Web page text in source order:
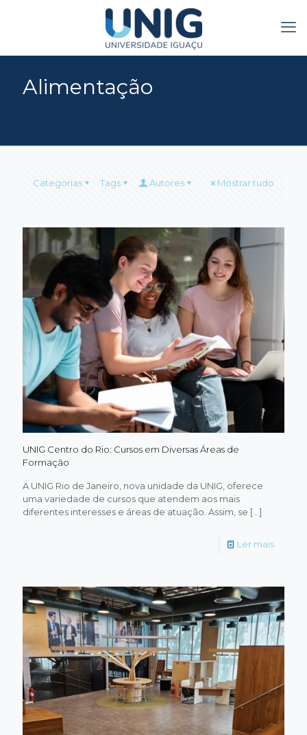
Alimentação
Categorias Tags Autores Mostrar tudo
UNIG Centro do Rio: Cursos em Diversas Áreas de
Formação
A UNIG Rio de Janeiro, nova unidade da UNIG, oferece
uma variedade de cursos que atendem aos mais
diferentes interesses e áreas de atuação. Assim, se […]
Ler mais-
Centro
do
Rio:
Cursos
de